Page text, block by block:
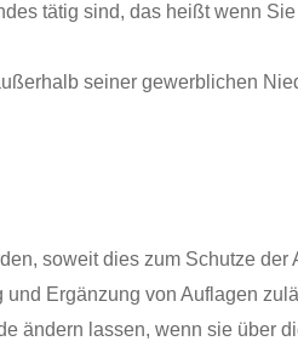
tätig sind, das heißt wenn
seiner gewerblichen
soweit dies zum Schutze der
Ergänzung von Auflagen
ändern lassen, wenn sie über